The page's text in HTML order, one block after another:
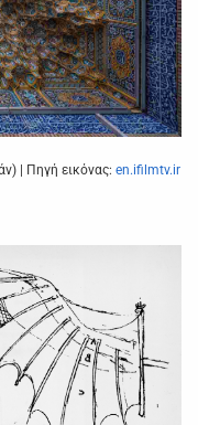
| Πηγή εικόνας: en.ifilmtv.ir